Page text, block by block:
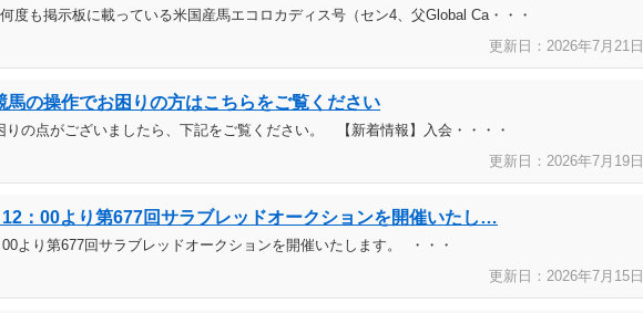
度も掲示板に載っている米国産馬エコロカディス号（セン4、父Global Ca・・・
更新日：2026年7月 21日
馬の操作でお困りの方はこちらをご覧ください
りの点がございましたら、下記をご覧ください。 【新着情報】入会・・・・
更新日：2026年7月 19日
：00より第677回サラブレッドオークションを開催いたし…
より第677回サラブレッドオークションを開催いたします。 ・・・
更新日：2026年7月 15日